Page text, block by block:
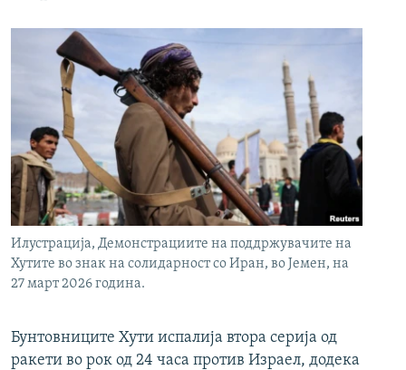
Илустрација, Демонстрациите на поддржувачите на
Хутите во знак на солидарност со Иран, во Јемен, на
27 март 2026 година.
Бунтовниците Хути испалија втора серија од
ракети во рок од 24 часа против Израел, додека